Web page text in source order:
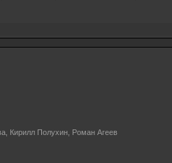
Кирилл Полухин, Роман Агеев